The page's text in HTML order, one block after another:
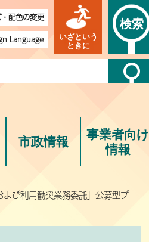
配色の変更
Language
いざという
ときに
検索
市政情報
事業者向け
情報
び利用勧奨業務委託」公募型プ